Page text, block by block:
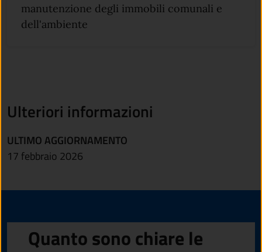
manutenzione degli immobili comunali e
dell'ambiente
Ulteriori informazioni
ULTIMO AGGIORNAMENTO
17 febbraio 2026
Quanto sono chiare le